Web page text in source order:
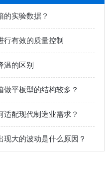
的实验数据？
行有效的质量控制
温的区别
做平板型的结构较多？
配现代制造业需求？
大的波动是什么原因？